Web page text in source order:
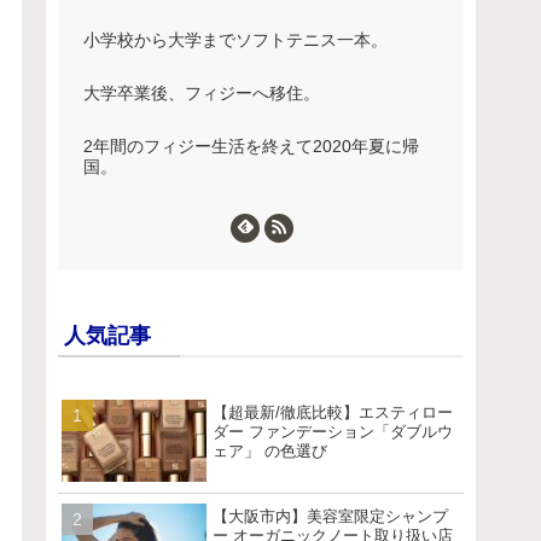
小学校から大学までソフトテニス一本。
大学卒業後、フィジーへ移住。
2年間のフィジー生活を終えて2020年夏に帰
国。
人気記事
【超最新/徹底比較】エスティロー
ダー ファンデーション「ダブルウ
ェア」 の色選び
【大阪市内】美容室限定シャンプ
ー オーガニックノート取り扱い店